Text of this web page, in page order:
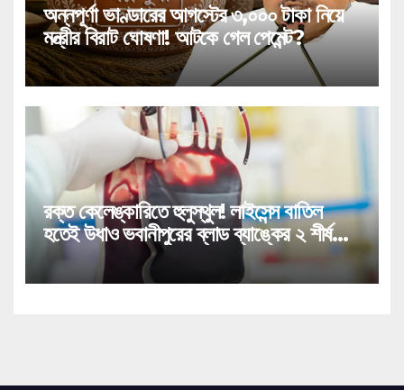
অন্নপূর্ণা ভাণ্ডারের আগস্টের ৩,০০০ টাকা নিয়ে
মন্ত্রীর বিরাট ঘোষণা! আটকে গেল পেমেন্ট?
রক্ত কেলেঙ্কারিতে হুলুস্থুল! লাইসেন্স বাতিল
হতেই উধাও ভবানীপুরের ব্লাড ব্যাঙ্কের ২ শীর্ষ
কর্তা!